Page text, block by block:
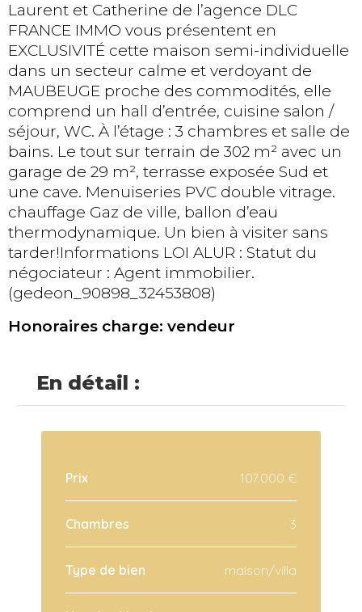
Laurent et Catherine de l’agence DLC
FRANCE IMMO vous présentent en
EXCLUSIVITÉ cette maison semi-individuelle
dans un secteur calme et verdoyant de
MAUBEUGE proche des commodités, elle
comprend un hall d’entrée, cuisine salon /
séjour, WC. À l’étage : 3 chambres et salle de
bains. Le tout sur terrain de 302 m² avec un
garage de 29 m², terrasse exposée Sud et
une cave. Menuiseries PVC double vitrage.
chauffage Gaz de ville, ballon d’eau
thermodynamique. Un bien à visiter sans
tarder!Informations LOI ALUR : Statut du
négociateur : Agent immobilier.
(gedeon_90898_32453808)
Honoraires charge: vendeur
En détail :
Prix 107.000 €
Chambres 3
Type de bien maison/villa